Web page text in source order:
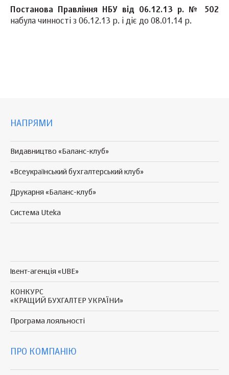
Постанова Правління НБУ від 06.12.13 р. № 502
набула чинності з 06.12.13 р. і діє до 08.01.14 р.
НАПРЯМИ
Видавництво «Баланс-клуб»
«Всеукраїнський бухгалтерський клуб»
Друкарня «Баланс-клуб»
Система Uteka
Івент-агенція «UBE»
КОНКУРС
«КРАЩИЙ БУХГАЛТЕР УКРАЇНИ»
Програма лояльності
ПРО КОМПАНІЮ